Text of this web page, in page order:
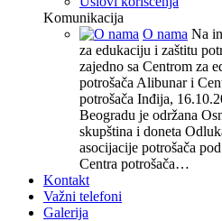
Komunikacija
O nama Na
za edukaciju i zaštitu
zajedno sa Centrom za
potrošača Alibunar i
potrošača Inđija,
Beogradu je održana
skupština i doneta
asocijacije potrošača
Centra potrošača…
Kontakt
Važni telefoni
Galerija